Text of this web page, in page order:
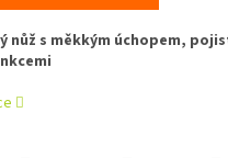
nůž s měkkým úchopem,